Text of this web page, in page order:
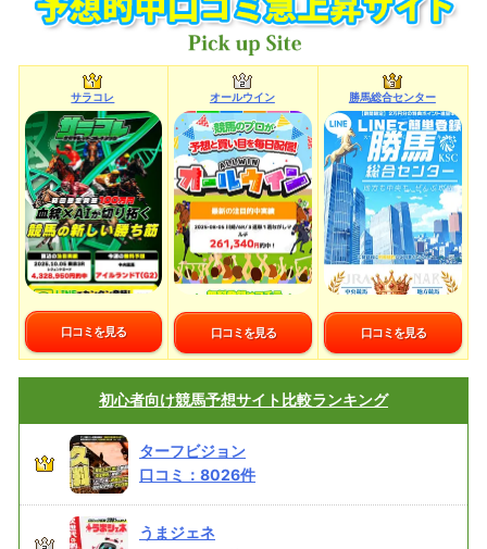
サラコレ
口コミを見る
オールウイン
口コミを見る
勝馬総合センター
口コミを見る
初心者向け競馬予想サイト比較ランキング
ターフビジョン
口コミ： 8026件
うまジェネ